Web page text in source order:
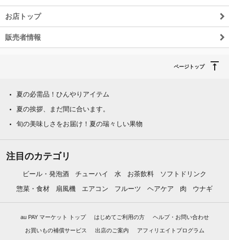
お店トップ
販売者情報
ページトップ
夏の必需品！ひんやりアイテム
夏の挨拶、まだ間に合います。
旬の美味しさをお届け！夏の瑞々しい果物
注目のカテゴリ
ビール・発泡酒 チューハイ 水 お茶飲料
ソフトドリンク
惣菜・食材
扇風機 エアコン フルーツ ヘアケア 肉 ウナギ
au PAY マーケット トップ はじめてご利用の方 ヘルプ・お問い合わせ
お買いもの補償サービス 出店のご案内 アフィリエイトプログラム